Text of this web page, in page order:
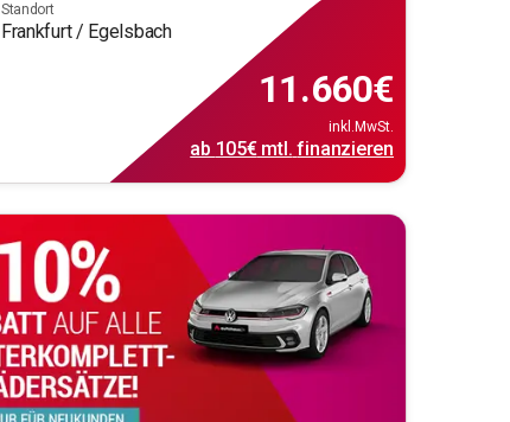
Standort
Frankfurt / Egelsbach
11.660€
inkl.MwSt.
ab 105€mtl. finanzieren